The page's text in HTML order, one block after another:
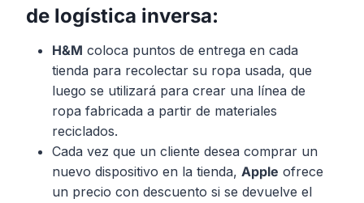
de logística inversa:
H&M coloca puntos de entrega en cada
tienda para recolectar su ropa usada, que
luego se utilizará para crear una línea de
ropa fabricada a partir de materiales
reciclados.
Cada vez que un cliente desea comprar un
nuevo dispositivo en la tienda, Apple ofrece
un precio con descuento si se devuelve el